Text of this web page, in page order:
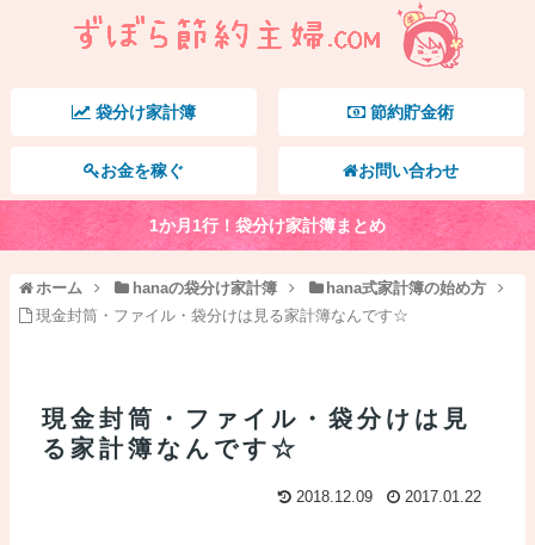
袋分け家計簿 節約貯金術
お金を稼ぐ お問い合わせ
1か月1行！袋分け家計簿まとめ
ホーム hanaの袋分け家計簿
hana式家計簿の始め方
現金封筒・ファイル・袋分けは見る家計簿なんです☆
現金封筒・ファイル・袋分けは見
る家計簿なんです☆
2018.12.09 2017.01.22